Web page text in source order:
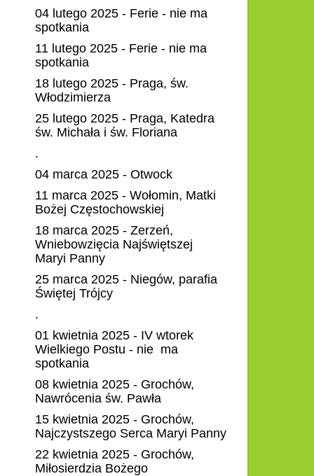
04 lutego 2025 - Ferie - nie ma
spotkania
11 lutego 2025 - Ferie - nie ma
spotkania
18 lutego 2025 - Praga, św.
Włodzimierza
25 lutego 2025 - Praga, Katedra
św. Michała i św. Floriana
.
04 marca 2025 - Otwock
11 marca 2025 - Wołomin, Matki
Bożej Częstochowskiej
18 marca 2025 - Zerzeń,
Wniebowzięcia Najświętszej
Maryi Panny
25 marca 2025 - Niegów, parafia
Świętej Trójcy
.
01 kwietnia 2025 - IV wtorek
Wielkiego Postu - nie ma
spotkania
08 kwietnia 2025 - Grochów,
Nawrócenia św. Pawła
15 kwietnia 2025 - Grochów,
Najczystszego Serca Maryi Panny
22 kwietnia 2025 - Grochów,
Miłosierdzia Bożego